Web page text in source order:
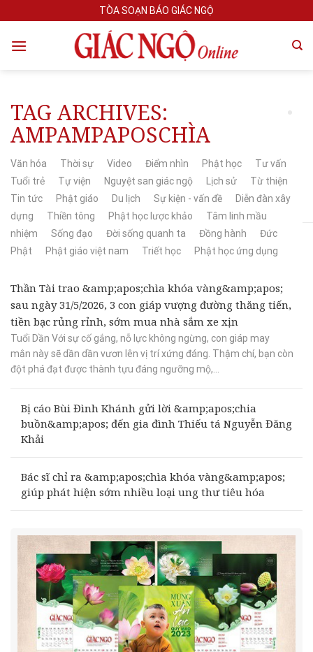
to
content
TÒA SOẠN BÁO GIÁC NGỘ
TAG ARCHIVES:
AMPAMPAPOSCHÌA
Văn hóa Thời sự Video Điểm nhìn Phật học
Tư vấn
Tuổi trẻ
Tự viện Nguyệt san giác ngộ Lịch sử
Từ thiện
Tin tức
Phật giáo Du lịch Sự kiện - vấn đề
Diễn đàn xây
dựng
Thiền tông Phật học lược khảo
Tâm linh mầu
nhiệm
Sống đạo Đời sống quanh ta Đồng hành
Đức
Phật
Phật giáo việt nam Triết học Phật học ứng dụng
Thần Tài trao &amp;apos;chìa khóa vàng&amp;apos;
sau ngày 31/5/2026, 3 con giáp vượng đường thăng tiến,
tiền bạc rủng rỉnh, sớm mua nhà sắm xe xịn
Tuổi Dần Với sự cố gắng, nỗ lực không ngừng, con giáp may
mắn này sẽ dần dần vươn lên vị trí xứng đáng. Thậm chí, bạn còn
đột phá đạt được thành tựu đáng ngưỡng mộ,...
Bị cáo Bùi Đình Khánh gửi lời &amp;apos;chia
buồn&amp;apos; đến gia đình Thiếu tá Nguyễn Đăng
Khải
Bác sĩ chỉ ra &amp;apos;chìa khóa vàng&amp;apos;
giúp phát hiện sớm nhiều loại ung thư tiêu hóa